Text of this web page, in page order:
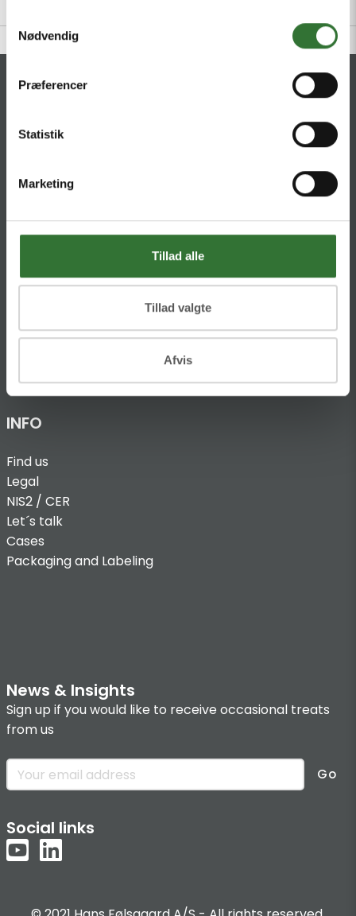
Nødvendig
Præferencer
Statistik
Marketing
Tillad alle
Tillad valgte
Afvis
CONTACT
HQ: Hans Følsgaard A/S
DK-8680 RY
@:denmark@folsgaard.com
INFO
Find us
Legal
NIS2 / CER
Let´s talk
Cases
Packaging and Labeling
News & Insights
Sign up if you would like to receive occasional treats
from us
Go
Social links